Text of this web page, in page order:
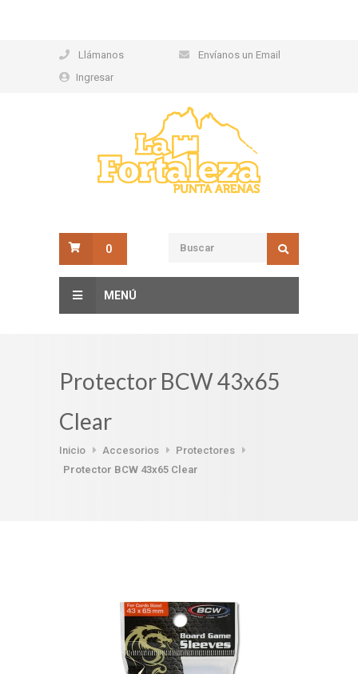
Llámanos
Envíanos un Email
Ingresar
0
MENÚ
Protector BCW 43x65
Clear
Inicio Accesorios
Protectores
Protector BCW 43x65 Clear